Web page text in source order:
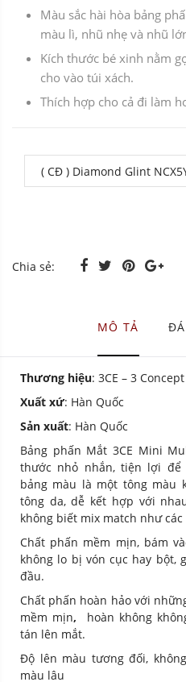
Màu sắc hài hòa bảng
màu lì, nhũ nhẹ và nhũ
Kích thước bé xinh nằm
cho vào túi xách.
Thích hợp cho cả đi làm
Chia sẻ:
MÔ TẢ
Thương hiệu: 3CE – 3
Xuất xứ: Hàn Quốc
Sản xuất: Hàn Quốc
Bảng phấn Mắt 3CE Mini
thước nhỏ nhắn, tiện lợi để
bảng màu là một tông màu
tông da, dễ kết hợp với
không biết mix match như
Chất phấn mềm mịn, bám
không lo bị vón cục hay bột,
đầu.
Chất phấn hoàn hảo với
mềm mịn, hoàn không
tán lên mắt.
Độ lên màu tương đối,
màu lâu